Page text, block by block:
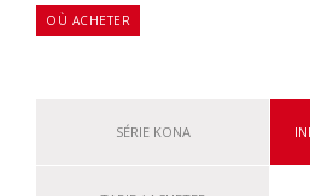
OÙ ACHETER
SÉRIE KONA